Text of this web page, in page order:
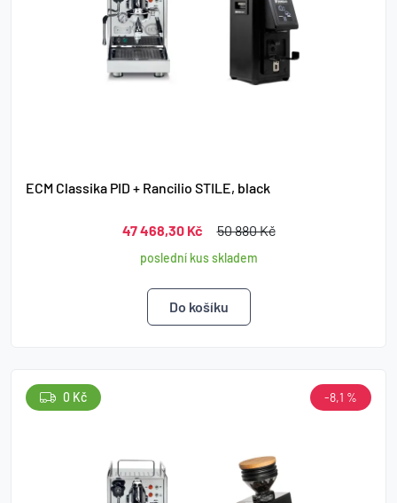
ECM Classika PID + Rancilio STILE, black
47 468,30 Kč 50 880 Kč
poslední kus skladem
0 Kč -8,1 %